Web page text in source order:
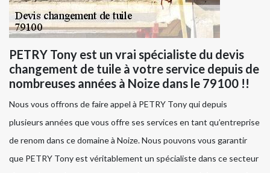
PETRY Tony est un vrai spécialiste du devis
changement de tuile à votre service depuis de
nombreuses années à Noize dans le 79100 !!
Nous vous offrons de faire appel à PETRY Tony qui depuis
plusieurs années que vous offre ses services en tant qu’entreprise
de renom dans ce domaine à Noize. Nous pouvons vous garantir
que PETRY Tony est véritablement un spécialiste dans ce secteur